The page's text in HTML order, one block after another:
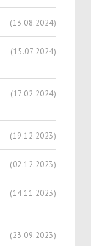
(13.08.2024)
(15.07.2024)
(17.02.2024)
(19.12.2023)
(02.12.2023)
(14.11.2023)
(23.09.2023)